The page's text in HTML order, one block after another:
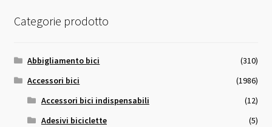
Categorie prodotto
Abbigliamento bici
(310)
Accessori bici
(1986)
Accessori bici indispensabili
(12)
Adesivi biciclette
(5)